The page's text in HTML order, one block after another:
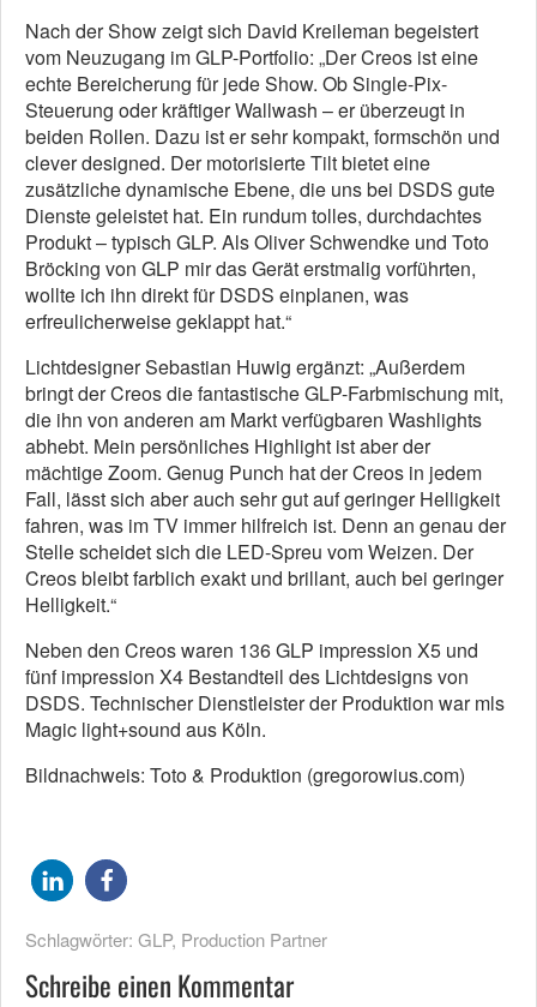
Nach der Show zeigt sich David Kreileman begeistert
vom Neuzugang im GLP-Portfolio: „Der Creos ist eine
echte Bereicherung für jede Show. Ob Single-Pix-
Steuerung oder kräftiger Wallwash – er überzeugt in
beiden Rollen. Dazu ist er sehr kompakt, formschön und
clever designed. Der motorisierte Tilt bietet eine
zusätzliche dynamische Ebene, die uns bei DSDS gute
Dienste geleistet hat. Ein rundum tolles, durchdachtes
Produkt – typisch GLP. Als Oliver Schwendke und Toto
Bröcking von GLP mir das Gerät erstmalig vorführten,
wollte ich ihn direkt für DSDS einplanen, was
erfreulicherweise geklappt hat.“
Lichtdesigner Sebastian Huwig ergänzt: „Außerdem
bringt der Creos die fantastische GLP-Farbmischung mit,
die ihn von anderen am Markt verfügbaren Washlights
abhebt. Mein persönliches Highlight ist aber der
mächtige Zoom. Genug Punch hat der Creos in jedem
Fall, lässt sich aber auch sehr gut auf geringer Helligkeit
fahren, was im TV immer hilfreich ist. Denn an genau der
Stelle scheidet sich die LED-Spreu vom Weizen. Der
Creos bleibt farblich exakt und brillant, auch bei geringer
Helligkeit.“
Neben den Creos waren 136 GLP impression X5 und
fünf impression X4 Bestandteil des Lichtdesigns von
DSDS. Technischer Dienstleister der Produktion war mls
Magic light+sound aus Köln.
Bildnachweis: Toto & Produktion (gregorowius.com)
Schlagwörter: GLP, Production Partner
Schreibe einen Kommentar